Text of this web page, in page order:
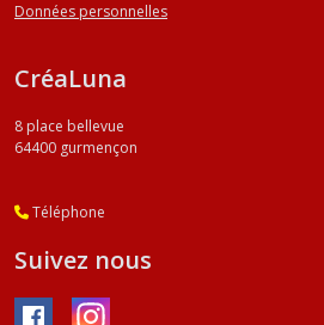
Données personnelles
CréaLuna
8 place bellevue
64400 gurmençon
Téléphone
Suivez nous